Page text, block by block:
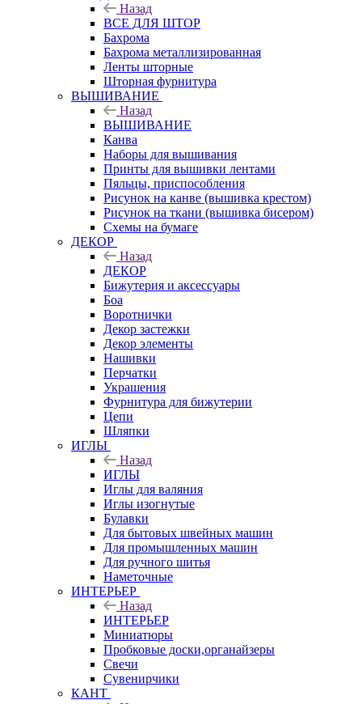
Назад
ВСЕ ДЛЯ ШТОР
Бахрома
Бахрома металлизированная
Ленты шторные
Шторная фурнитура
ВЫШИВАНИЕ
Назад
ВЫШИВАНИЕ
Канва
Наборы для вышивания
Принты для вышивки лентами
Пяльцы, приспособления
Рисунок на канве (вышивка крестом)
Рисунок на ткани (вышивка бисером)
Схемы на бумаге
ДЕКОР
Назад
ДЕКОР
Бижутерия и аксессуары
Боа
Воротнички
Декор застежки
Декор элементы
Нашивки
Перчатки
Украшения
Фурнитура для бижутерии
Цепи
Шляпки
ИГЛЫ
Назад
ИГЛЫ
Иглы для валяния
Иглы изогнутые
Булавки
Для бытовых швейных машин
Для промышленных машин
Для ручного шитья
Наметочные
ИНТЕРЬЕР
Назад
ИНТЕРЬЕР
Миниатюры
Пробковые доски,органайзеры
Свечи
Сувенирчики
КАНТ